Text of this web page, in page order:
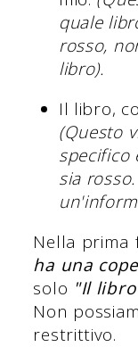
quale
rosso,
libro).
Il libro,
(Questo
specifico
sia
Nella prima
ha una
solo "Il
Non
restrittivo.